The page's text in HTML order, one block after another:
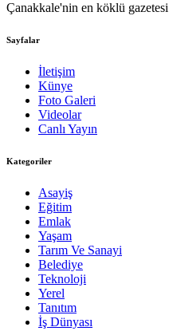
Çanakkale'nin en köklü gazetesi
Sayfalar
İletişim
Künye
Foto Galeri
Videolar
Canlı Yayın
Kategoriler
Asayiş
Eğitim
Emlak
Yaşam
Tarım Ve Sanayi
Belediye
Teknoloji
Yerel
Tanıtım
İş Dünyası